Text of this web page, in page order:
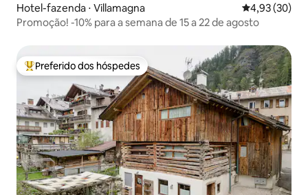
Hotel-fazenda ⋅ Villamagna 4,93 de uma
4,93 (30)
Promoção! -10% para a semana de 15 a 22 de agosto
Entre os melhores preferidos dos hóspedes
Preferido dos hóspedes